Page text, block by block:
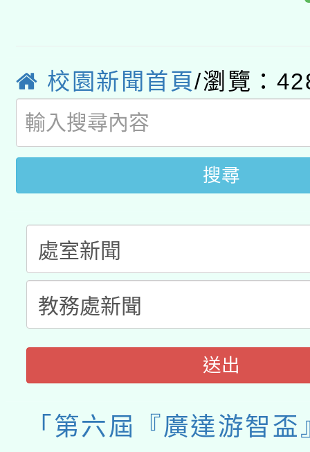
用水績優單位及節水達
動」
桃園市孔廟祈福系列
開 智慧啟航」
2026年桃園地景藝術
校園新聞首頁/瀏覽：
搜尋
送出
「第六屆『廣達游智